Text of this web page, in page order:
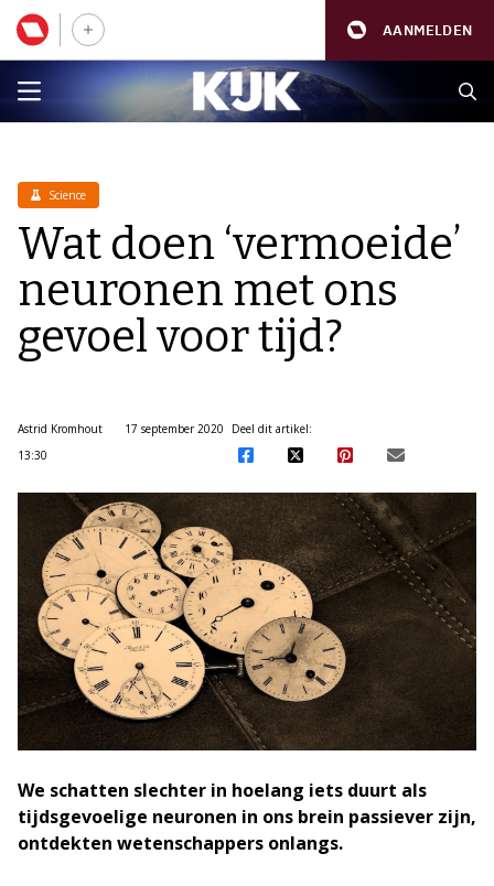
AANMELDEN
Science
Wat doen ‘vermoeide’
neuronen met ons
gevoel voor tijd?
Astrid Kromhout
17 september 2020
13:30
Deel dit artikel:
We schatten slechter in hoelang iets duurt als
tijdsgevoelige neuronen in ons brein passiever zijn,
ontdekten wetenschappers onlangs.